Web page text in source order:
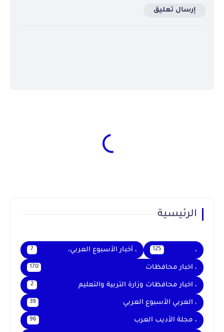
إرسال تعليق
الرئيسية
، 125 ، أخبار الأسبوع العربي، 7
، اخبار محافظات 170
، اخبار محافظات وزارة التربية والتعليم 2
، العربي الأسبوع العربي 39
، مجلة الأديب العرب 96